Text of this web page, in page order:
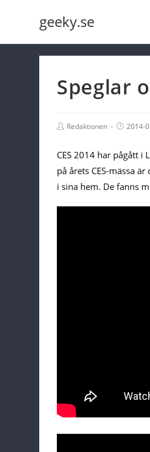
geeky.se
Speglar
PostRedaktionen
Post2014-
CES 2014 har pågått i
på årets CES-mässa
i sina hem. De fanns